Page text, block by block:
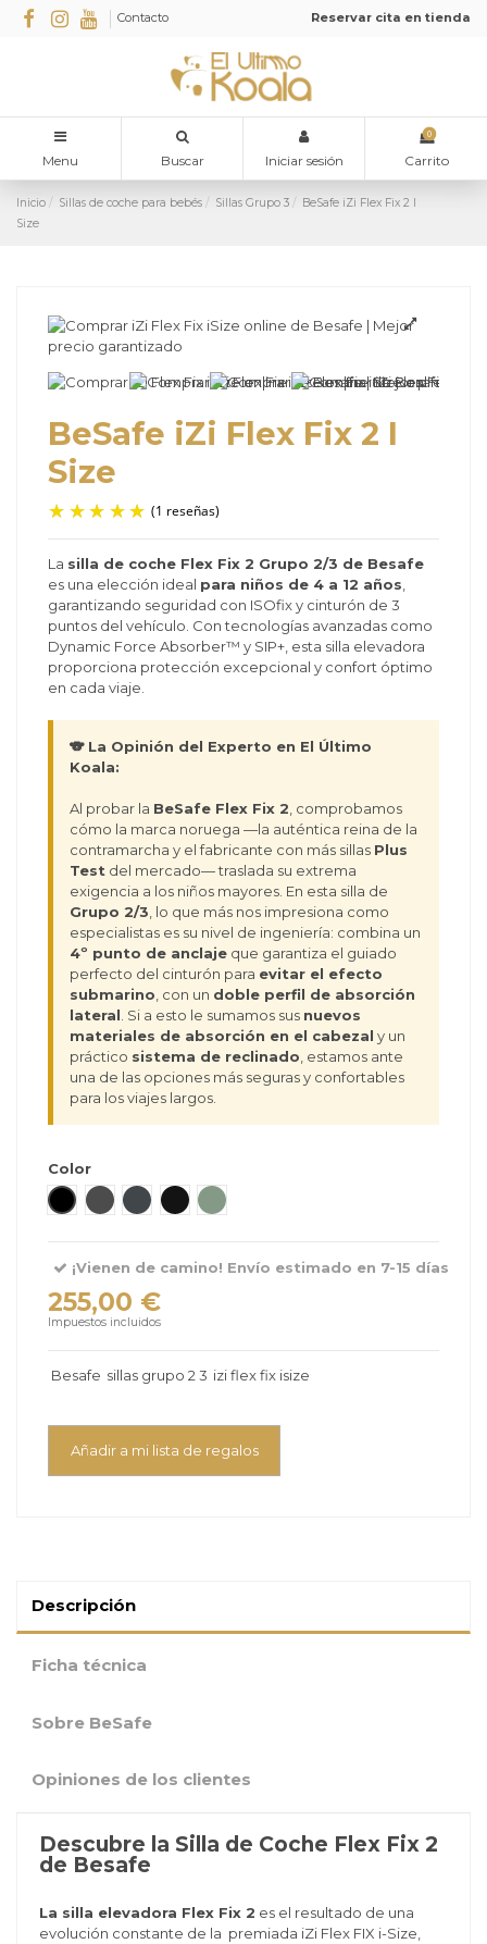
Contacto Reservar cita en tienda
Menu Buscar Iniciar sesión
0
Carrito
Inicio Sillas de coche para bebés Sillas Grupo 3
BeSafe iZi Flex Fix 2 I
Size
BeSafe iZi Flex Fix 2 I
Size
(1 reseñas)
La silla de coche Flex Fix 2 Grupo 2/3 de Besafe
es una elección ideal para niños de 4 a 12 años,
garantizando seguridad con ISOfix y cinturón de 3
puntos del vehículo. Con tecnologías avanzadas como
Dynamic Force Absorber™ y SIP+, esta silla elevadora
proporciona protección excepcional y confort óptimo
en cada viaje.
🐨 La Opinión del Experto en El Último
Koala:
Al probar la BeSafe Flex Fix 2, comprobamos
cómo la marca noruega —la auténtica reina de la
contramarcha y el fabricante con más sillas Plus
Test del mercado— traslada su extrema
exigencia a los niños mayores. En esta silla de
Grupo 2/3, lo que más nos impresiona como
especialistas es su nivel de ingeniería: combina un
4º punto de anclaje que garantiza el guiado
perfecto del cinturón para evitar el efecto
submarino, con un doble perfil de absorción
lateral. Si a esto le sumamos sus nuevos
materiales de absorción en el cabezal y un
práctico sistema de reclinado, estamos ante
una de las opciones más seguras y confortables
para los viajes largos.
Color
Fresh Black Cab
Metallic Melange
Anthracite Mesh
Black Soft Breeze
Meadow Green
¡Vienen de camino! Envío estimado en 7-15 días
255,00 €
Impuestos incluidos
Besafe sillas grupo 2 3 izi flex fix isize
Añadir a mi lista de regalos
Descripción
Ficha técnica
Sobre BeSafe
Opiniones de los clientes
Descubre la Silla de Coche Flex Fix 2
de Besafe
La silla elevadora Flex Fix 2 es el resultado de una
evolución constante de la premiada iZi Flex FIX i-Size,